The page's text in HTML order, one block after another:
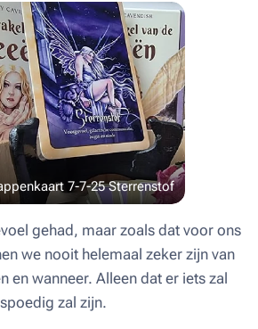
7-7-25 Sterrenstof
gehad, maar zoals dat voor ons
we nooit helemaal zeker zijn van
en wanneer. Alleen dat er iets zal
zal zijn.